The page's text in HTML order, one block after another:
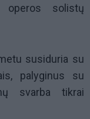
operos solistų
susiduria su
palyginus su
svarba tikrai